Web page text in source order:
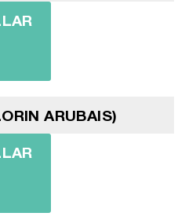
ARUBAIS)